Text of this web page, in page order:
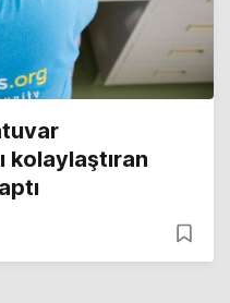
kolaylaştıran